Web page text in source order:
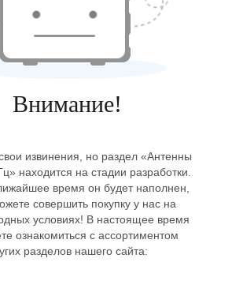
Внимание!
извинения, но раздел «Антенны
находится на стадии разработки.
время он будет наполнен,
совершить покупку у нас на
условиях! В настоящее время
ознакомиться с ассортиментом
разделов нашего сайта: